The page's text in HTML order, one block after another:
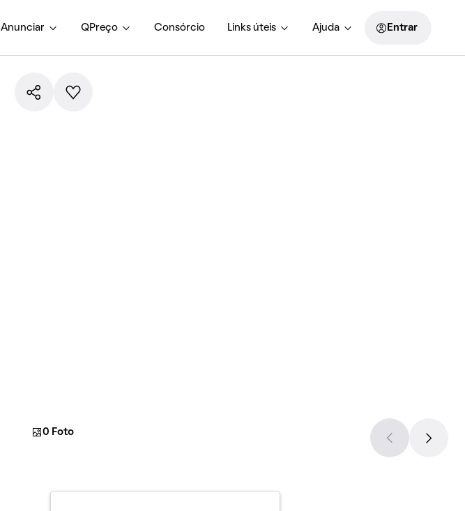
Anunciar QPreço Consórcio Links úteis Ajuda Entrar
0 Foto